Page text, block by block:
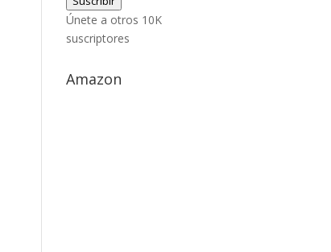
correo
electrónico
Únete a otros 10K
suscriptores
Amazon